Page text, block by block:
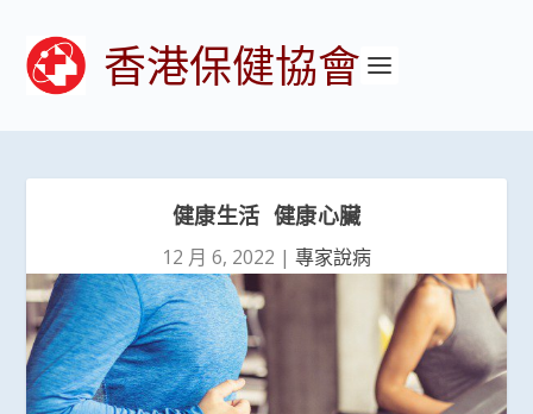
香港保健協會
健康生活 健康心臟
12 月 6, 2022 | 專家說病